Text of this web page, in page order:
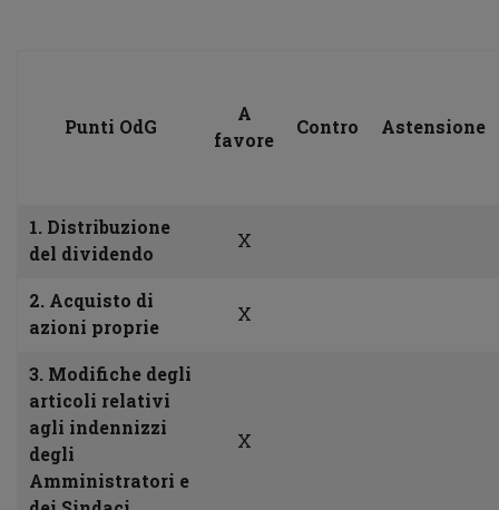
Punti OdG
A
favore
Contro Astensione
1. Distribuzione
del dividendo
X
2. Acquisto di
azioni proprie
X
3. Modifiche degli
articoli relativi
agli indennizzi
degli
Amministratori e
X